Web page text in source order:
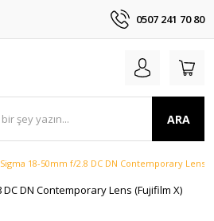
0507 241 70 80
ARA
Sigma 18-50mm f/2.8 DC DN Contemporary Lens